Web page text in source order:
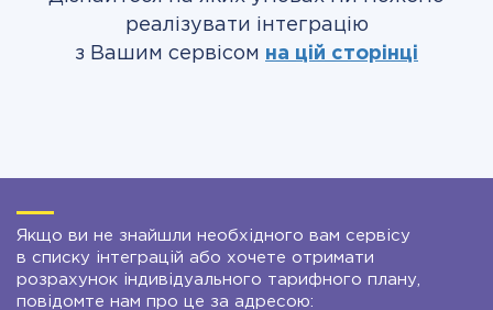
реалізувати інтеграцію
з Вашим сервісом на цій сторінці
Якщо ви не знайшли необхідного вам сервісу
в списку інтеграцій або хочете отримати
розрахунок індивідуального тарифного плану,
повідомте нам про це за адресою: